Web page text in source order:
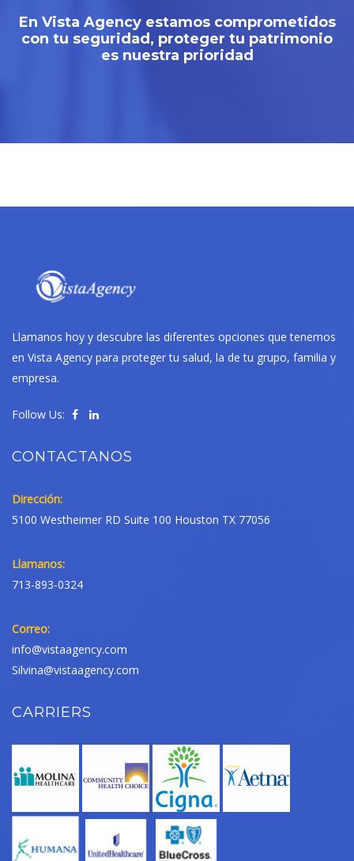
En Vista Agency estamos comprometidos
con tu seguridad, proteger tu patrimonio
es nuestra prioridad
Llamanos hoy y descubre las diferentes opciones que tenemos
en Vista Agency para proteger tu salud, la de tu grupo, familia y
empresa.
Follow Us:
CONTACTANOS
Dirección:
5100 Westheimer RD Suite 100 Houston TX 77056
Llamanos:
713-893-0324
Correo:
info@vistaagency.com
Silvina@vistaagency.com
CARRIERS